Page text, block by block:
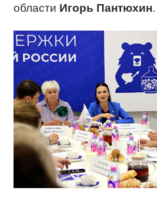
области Игорь Пантюхин.